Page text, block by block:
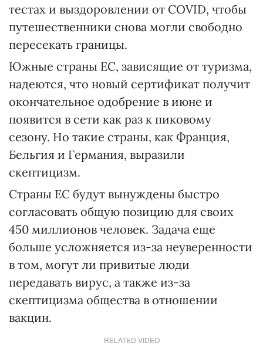
тестах и ​​выздоровлении от COVID, чтобы
путешественники снова могли свободно
пересекать границы.
Южные страны ЕС, зависящие от туризма,
надеются, что новый сертификат получит
окончательное одобрение в июне и
появится в сети как раз к пиковому
сезону. Но такие страны, как Франция,
Бельгия и Германия, выразили
скептицизм.
Страны ЕС будут вынуждены быстро
согласовать общую позицию для своих
450 миллионов человек. Задача еще
больше усложняется из-за неуверенности
в том, могут ли привитые люди
передавать вирус, а также из-за
скептицизма общества в отношении
вакцин.
RELATED VIDEO